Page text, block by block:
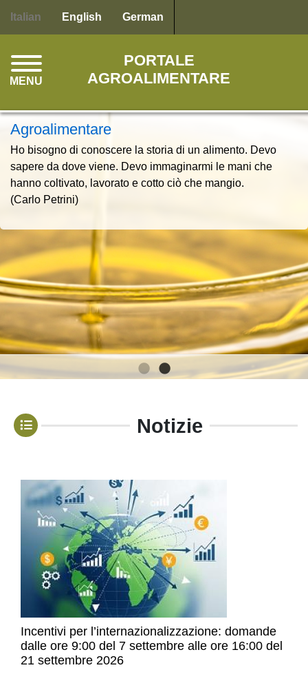
principale
Italian English German
PORTALE
AGROALIMENTARE
MENU
Agroalimentare
Ho bisogno di conoscere la storia di un alimento. Devo
sapere da dove viene. Devo immaginarmi le mani che
hanno coltivato, lavorato e cotto ciò che mangio.
(Carlo Petrini)
1 2
Notizie
Incentivi per l’internazionalizzazione: domande
dalle ore 9:00 del 7 settembre alle ore 16:00 del
21 settembre 2026